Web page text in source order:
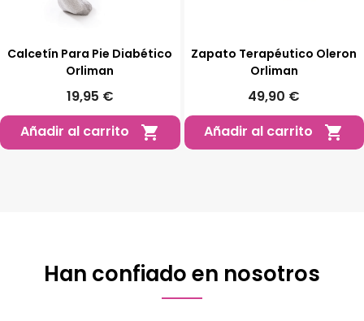
Calcetín Para Pie Diabético
Orliman
19,95 €
Añadir al carrito

Zapato Terapéutico Oleron
Orliman
49,90 €
Añadir al carrito

Han confiado en nosotros